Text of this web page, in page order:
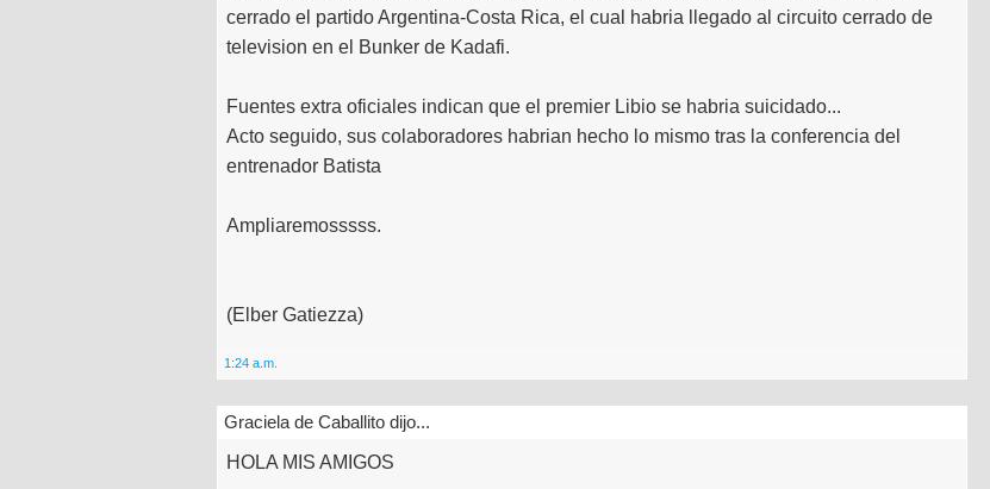
cerrado el partido Argentina-Costa Rica, el cual habria llegado al circuito cerrado de
television en el Bunker de Kadafi.
Fuentes extra oficiales indican que el premier Libio se habria suicidado...
Acto seguido, sus colaboradores habrian hecho lo mismo tras la conferencia del
entrenador Batista
Ampliaremosssss.
(Elber Gatiezza)
1:24 a.m.
Graciela de Caballito dijo...
HOLA MIS AMIGOS